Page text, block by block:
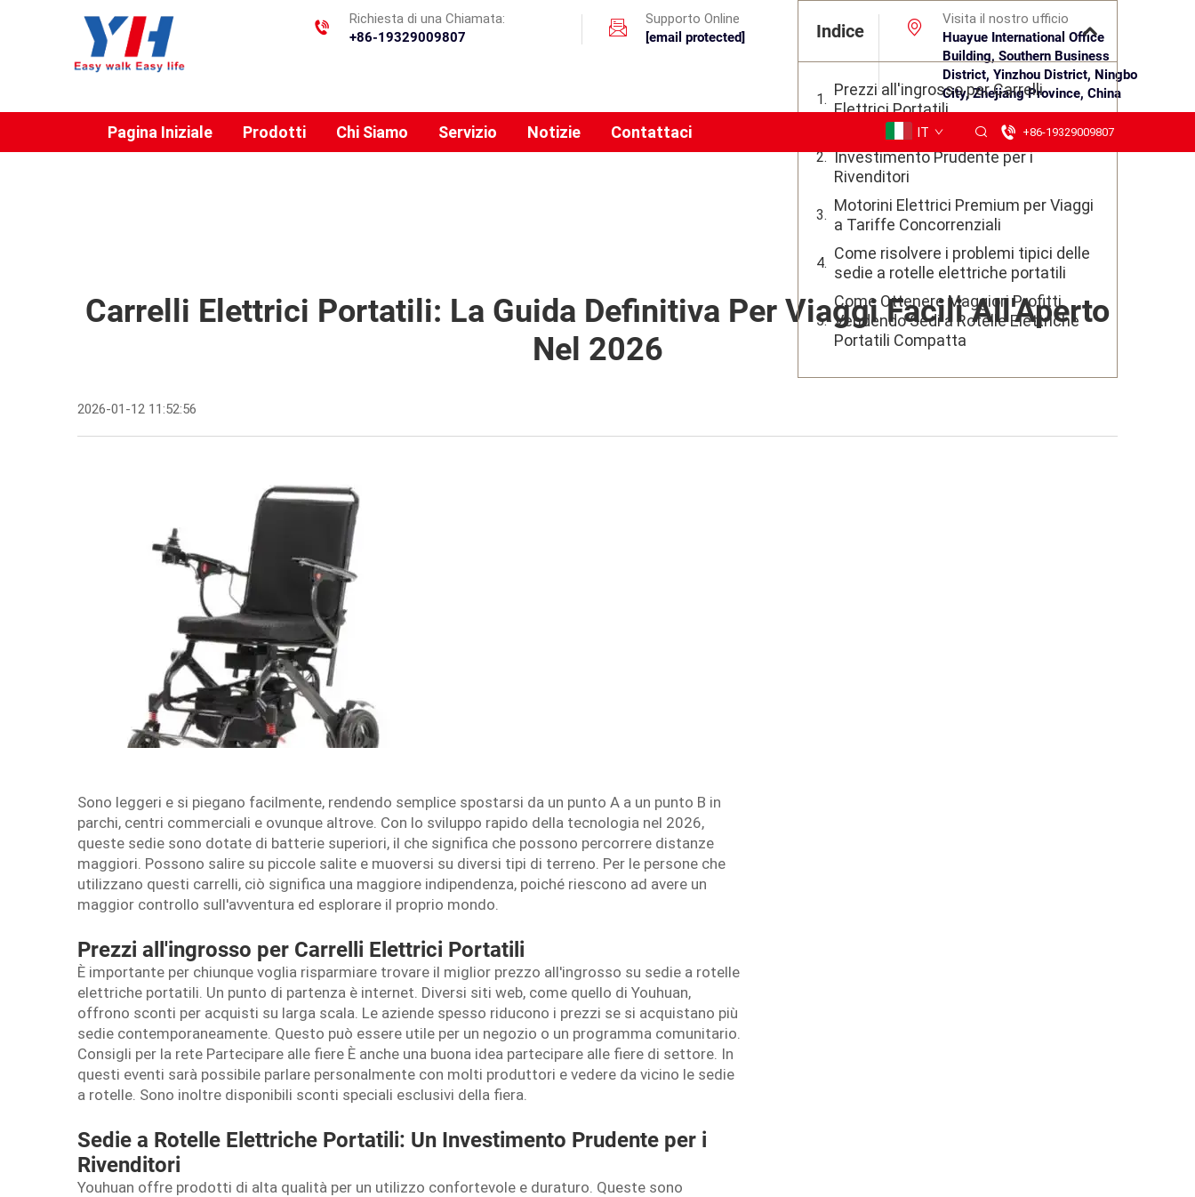
Richiesta di una Chiamata:
+86-19329009807
Supporto Online
[email protected]
Visita il nostro ufficio
Huayue International Office
Building, Southern Business
District, Yinzhou District, Ningbo
City, Zhejiang Province, China
Pagina Iniziale Prodotti Chi Siamo Servizio Notizie Contattaci IT +86-19329009807
Carrelli Elettrici Portatili: La Guida Definitiva Per Viaggi Facili All'Aperto
Nel 2026
2026-01-12 11:52:56
Sono leggeri e si piegano facilmente, rendendo semplice spostarsi da un punto A a un punto B in
parchi, centri commerciali e ovunque altrove. Con lo sviluppo rapido della tecnologia nel 2026,
queste sedie sono dotate di batterie superiori, il che significa che possono percorrere distanze
maggiori. Possono salire su piccole salite e muoversi su diversi tipi di terreno. Per le persone che
utilizzano questi carrelli, ciò significa una maggiore indipendenza, poiché riescono ad avere un
maggior controllo sull'avventura ed esplorare il proprio mondo.
Prezzi all'ingrosso per Carrelli Elettrici Portatili
È importante per chiunque voglia risparmiare trovare il miglior prezzo all'ingrosso su sedie a rotelle
elettriche portatili. Un punto di partenza è internet. Diversi siti web, come quello di Youhuan,
offrono sconti per acquisti su larga scala. Le aziende spesso riducono i prezzi se si acquistano più
sedie contemporaneamente. Questo può essere utile per un negozio o un programma comunitario.
Consigli per la rete Partecipare alle fiere È anche una buona idea partecipare alle fiere di settore. In
questi eventi sarà possibile parlare personalmente con molti produttori e vedere da vicino le sedie
a rotelle. Sono inoltre disponibili sconti speciali esclusivi della fiera.
Sedie a Rotelle Elettriche Portatili: Un Investimento Prudente per i
Rivenditori
Youhuan offre prodotti di alta qualità per un utilizzo confortevole e duraturo. Queste sono
Indice
Prezzi all'ingrosso per Carrelli
Elettrici Portatili
Sedie a Rotelle Elettriche Portatili: Un
Investimento Prudente per i
Rivenditori
Motorini Elettrici Premium per Viaggi
a Tariffe Concorrenziali
Come risolvere i problemi tipici delle
sedie a rotelle elettriche portatili
Come Ottenere Maggiori Profitti
Vendendo Sedi a Rotelle Elettriche
Portatili Compatta